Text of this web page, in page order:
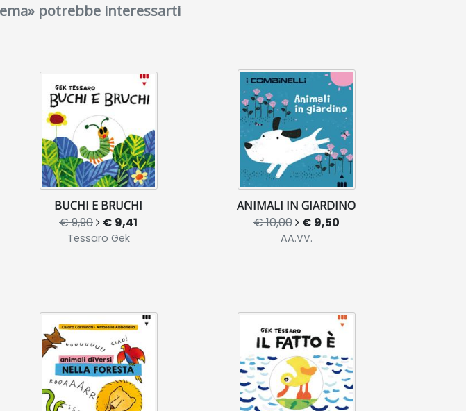
potrebbe interessarti
BUCHI E BRUCHI
€ 9,90 € 9,41
Tessaro Gek
ANIMALI IN GIARDINO
€ 10,00 € 9,50
AA.VV.